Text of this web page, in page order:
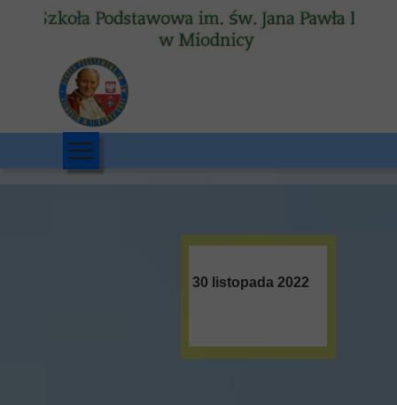
30 listopada 2022